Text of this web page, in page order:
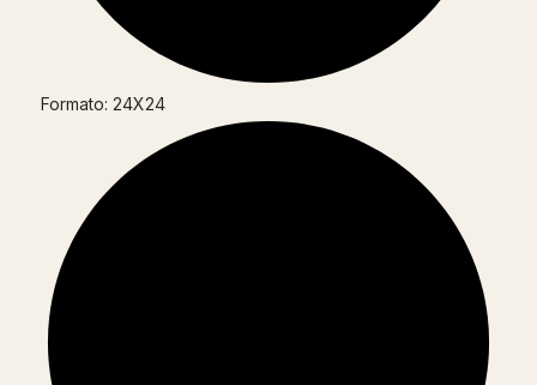
Formato: 24X24